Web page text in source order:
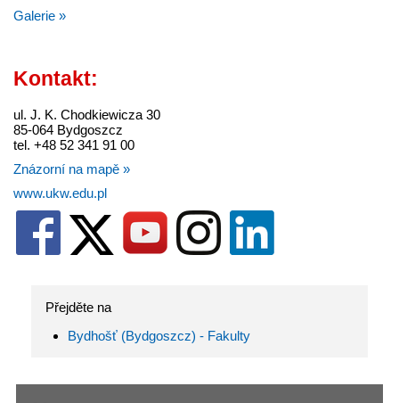
Galerie »
Kontakt:
ul. J. K. Chodkiewicza 30
85-064 Bydgoszcz
tel. +48 52 341 91 00
Znázorní na mapě »
www.ukw.edu.pl
Přejděte na
Bydhošť (Bydgoszcz) - Fakulty